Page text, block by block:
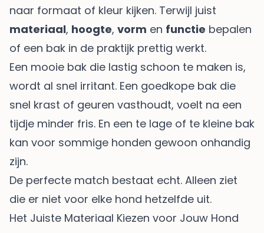
naar formaat of kleur kijken. Terwijl juist
materiaal, hoogte, vorm en functie bepalen
of een bak in de praktijk prettig werkt.
Een mooie bak die lastig schoon te maken is,
wordt al snel irritant. Een goedkope bak die
snel krast of geuren vasthoudt, voelt na een
tijdje minder fris. En een te lage of te kleine bak
kan voor sommige honden gewoon onhandig
zijn.
De perfecte match bestaat echt. Alleen ziet
die er niet voor elke hond hetzelfde uit.
Het Juiste Materiaal Kiezen voor Jouw Hond